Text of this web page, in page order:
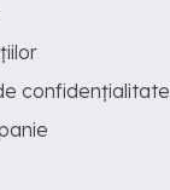
confidențialitate